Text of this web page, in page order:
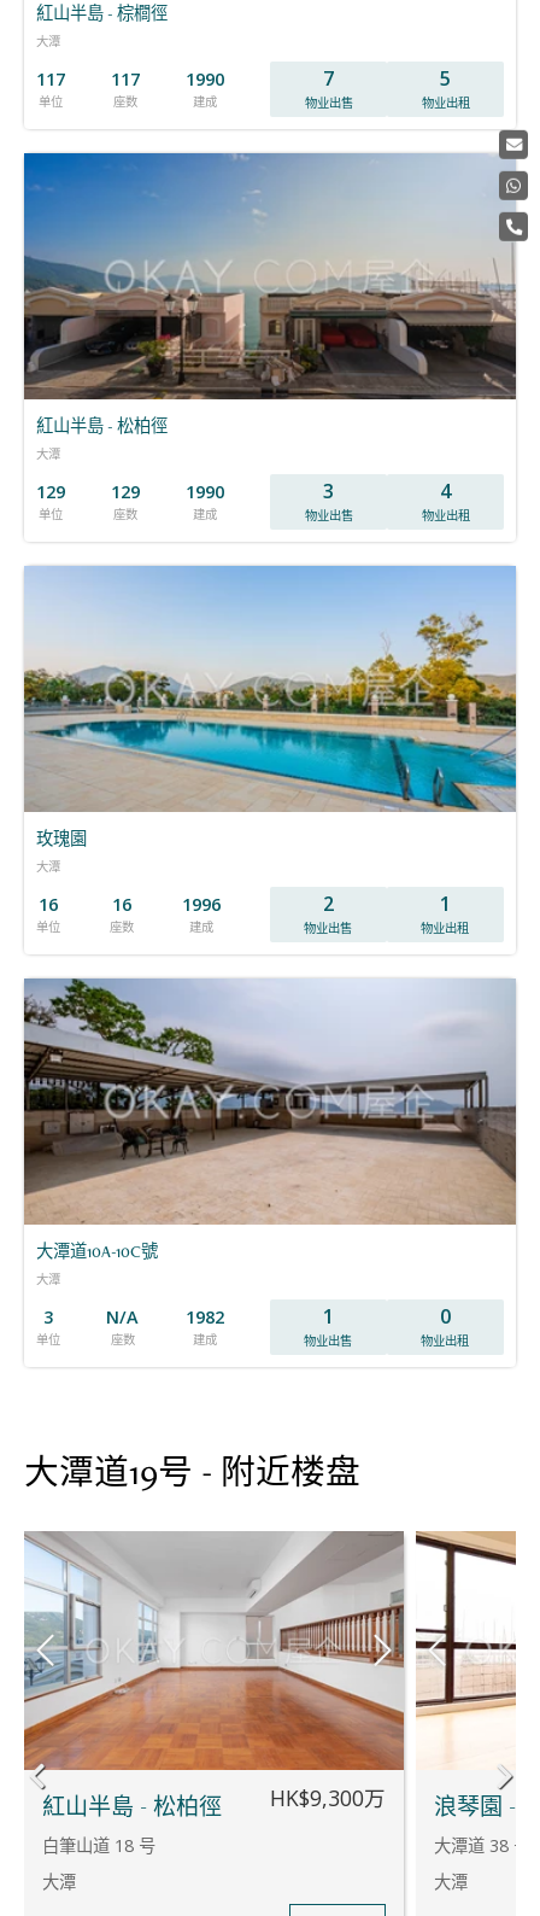
紅山半島 - 棕櫚徑
大潭
117
单位
117
座数
1990
建成
7
物业出售
5
物业出租
紅山半島 - 松柏徑
大潭
129
单位
129
座数
1990
建成
3
物业出售
4
物业出租
玫瑰園
大潭
16
单位
16
座数
1996
建成
2
物业出售
1
物业出租
大潭道10A-10C號
大潭
3
单位
N/A
座数
1982
建成
1
物业出售
0
物业出租
大潭道19号 - 附近楼盘
紅山半島 - 松柏徑
白筆山道 18 号
大潭
HK$9,300万 浪琴園 - 4
大潭道 38 号
大潭